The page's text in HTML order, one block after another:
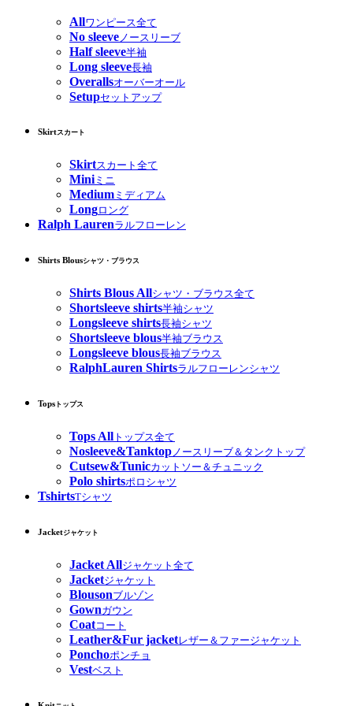
Allワンピース全て
No sleeve ノースリーブ
Half sleeve半袖
Long sleeve長袖
Overallsオーバーオール
Setupセットアップ
Skirtスカート
Skirtスカート全て
Miniミニ
Medium ミディアム
Longロング
Ralph Laurenラルフローレン
Shirts Blousシャツ・ブラウス
Shirts Blous Allシャツ・ブラウス全て
Shortsleeve shirts半袖シャツ
Longsleeve shirts長袖シャツ
Shortsleeve blous半袖ブラウス
Longsleeve blous長袖ブラウス
RalphLauren Shirtsラルフローレンシャツ
Tops トップス
Tops All トップス全て
Nosleeve&Tanktopノースリーブ＆タンクトップ
Cutsew&Tunicカットソー＆チュニック
Polo shirtsポロシャツ
TshirtsTシャツ
Jacketジャケット
Jacket Allジャケット全て
Jacketジャケット
Blousonブルゾン
Gownガウン
Coatコート
Leather&Fur jacketレザー＆ファージャケット
Ponchoポンチョ
Vestベスト